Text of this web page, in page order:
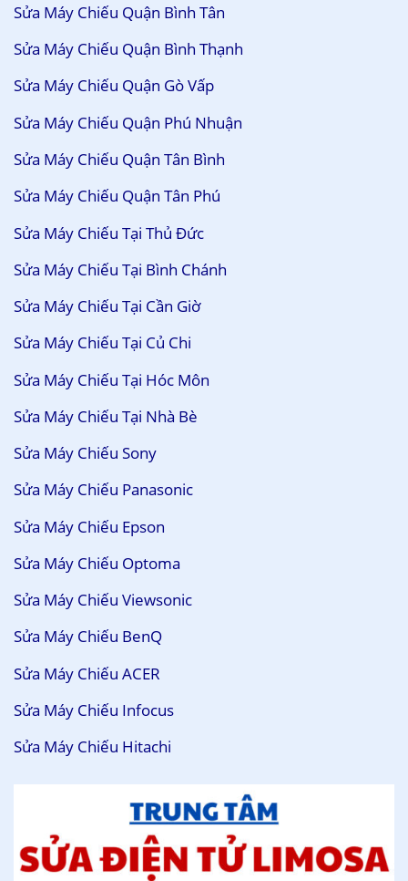
Sửa Máy Chiếu Quận Bình Tân
Sửa Máy Chiếu Quận Bình Thạnh
Sửa Máy Chiếu Quận Gò Vấp
Sửa Máy Chiếu Quận Phú Nhuận
Sửa Máy Chiếu Quận Tân Bình
Sửa Máy Chiếu Quận Tân Phú
Sửa Máy Chiếu Tại Thủ Đức
Sửa Máy Chiếu Tại Bình Chánh
Sửa Máy Chiếu Tại Cần Giờ
Sửa Máy Chiếu Tại Củ Chi
Sửa Máy Chiếu Tại Hóc Môn
Sửa Máy Chiếu Tại Nhà Bè
Sửa Máy Chiếu Sony
Sửa Máy Chiếu Panasonic
Sửa Máy Chiếu Epson
Sửa Máy Chiếu Optoma
Sửa Máy Chiếu Viewsonic
Sửa Máy Chiếu BenQ
Sửa Máy Chiếu ACER
Sửa Máy Chiếu Infocus
Sửa Máy Chiếu Hitachi